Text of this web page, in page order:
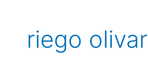
riego olivar